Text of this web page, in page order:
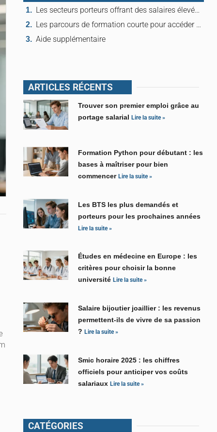
Les secteurs porteurs offrant des salaires élevés sans long cursus académique
Les parcours de formation courte pour accéder rapidement à une nouvelle carrière
Aide supplémentaire
ARTICLES RÉCENTS
Trouver son premier emploi grâce au
portage salarialLire la suite »
Formation Python pour débutant : les
bases à maîtriser pour bien
commencerLire la suite »
Les BTS les plus demandés et
porteurs pour les prochaines années
Lire la suite »
Études en médecine en Europe : les
critères pour choisir la bonne
universitéLire la suite »
Salaire bijoutier joaillier : les revenus
permettent-ils de vivre de sa passion
?Lire la suite »
Smic horaire 2025 : les chiffres
officiels pour anticiper vos coûts
salariauxLire la suite »
CATÉGORIES